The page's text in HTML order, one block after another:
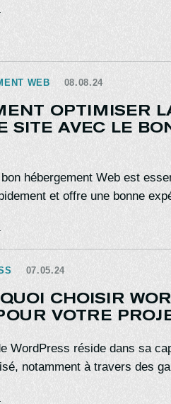
WEB 08.08.24
OPTIMISER
SITE AVEC LE
hébergement Web est
et offre une bonne
07.05.24
CHOISIR
VOTRE
WordPress réside dans sa
notamment à travers des